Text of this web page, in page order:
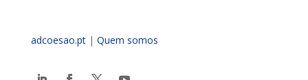
adcoesao.pt| Quem somos